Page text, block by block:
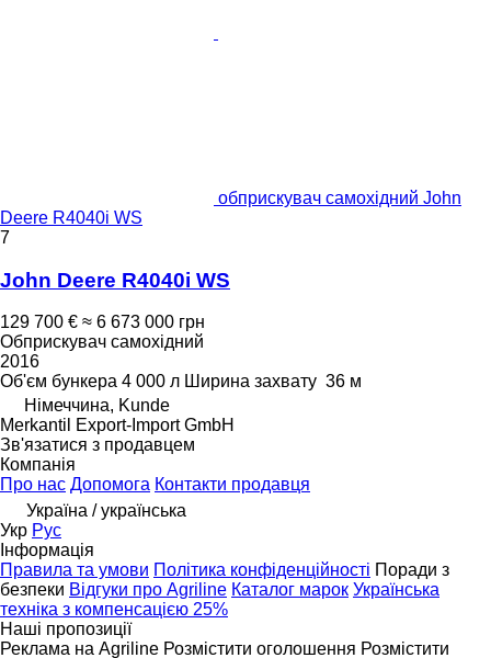
обприскувач самохідний John
Deere R4040i WS
7
John Deere R4040i WS
129 700 € ≈ 6 673 000 грн
Обприскувач самохідний
2016
Об'єм бункера 4 000 л Ширина захвату 36 м
Німеччина, Kunde
Merkantil Export-Import GmbH
Зв'язатися з продавцем
Компанія
Про нас Допомога Контакти продавця
Україна / українська
Укр Рус
Інформація
Правила та умови Політика конфіденційності Поради з
безпеки Відгуки про Agriline Каталог марок Українська
техніка з компенсацією 25%
Наші пропозиції
Реклама на Agriline Розмістити оголошення Розмістити